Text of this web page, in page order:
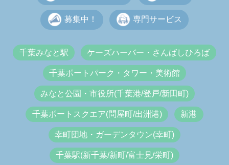
募集中！ 専門サービス
千葉みなと駅 ケーズハーバー・さんばしひろば
千葉ポートパーク・タワー・美術館
みなと公園・市役所(千葉港/登戸/新田町)
千葉ポートスクエア(問屋町/出洲港) 新港
幸町団地・ガーデンタウン(幸町)
千葉駅(新千葉/新町/富士見/栄町)